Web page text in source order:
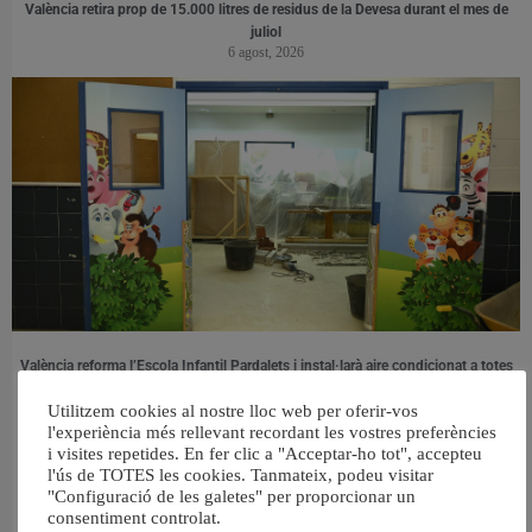
València retira prop de 15.000 litres de residus de la Devesa durant el mes de
juliol
6 agost, 2026
València reforma l’Escola Infantil Pardalets i instal·larà aire condicionat a totes
5 agost, 2026
Utilitzem cookies al nostre lloc web per oferir-vos
l'experiència més rellevant recordant les vostres preferències
i visites repetides. En fer clic a "Acceptar-ho tot", accepteu
l'ús de TOTES les cookies. Tanmateix, podeu visitar
"Configuració de les galetes" per proporcionar un
consentiment controlat.